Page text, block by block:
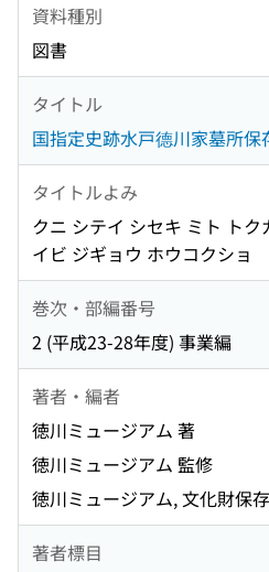
資料種別
図書
タイトル
国指定史跡水戸德川家墓所保
タイトルよみ
クニ シテイ シセキ ミト ト
イビ ジギョウ ホウコクショ
巻次・部編番号
2 (平成23-28年度) 事業編
著者・編者
徳川ミュージアム 著
徳川ミュージアム 監修
徳川ミュージアム, 文化財保
著者標目